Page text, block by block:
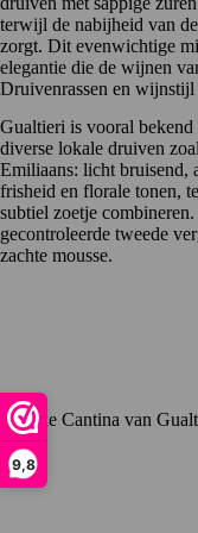
9,8
terwijl de nabijheid van
zorgt. Dit evenwichtige
elegantie die de wijnen
Druivenrassen en wijnstijl
Gualtieri is vooral bekend
diverse lokale druiven
Emiliaans: licht bruisend,
frisheid en florale tonen,
subtiel zoetje
gecontroleerde tweede
zachte mousse.